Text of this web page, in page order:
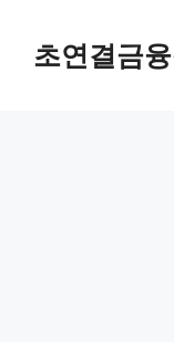
초연결금